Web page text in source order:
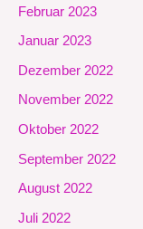
Februar 2023
Januar 2023
Dezember 2022
November 2022
Oktober 2022
September 2022
August 2022
Juli 2022